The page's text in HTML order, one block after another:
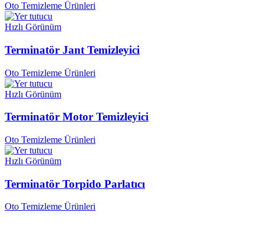
Oto Temizleme Ürünleri
Hızlı Görünüm
Terminatör Jant Temizleyici
Oto Temizleme Ürünleri
Hızlı Görünüm
Terminatör Motor Temizleyici
Oto Temizleme Ürünleri
Hızlı Görünüm
Terminatör Torpido Parlatıcı
Oto Temizleme Ürünleri